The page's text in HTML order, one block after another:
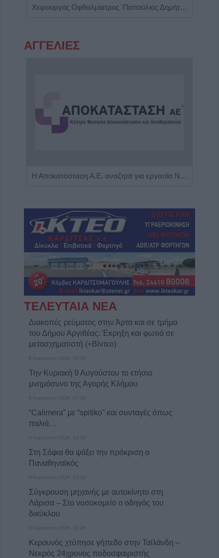
Χειρουργός Οφθαλμίατρος 'Παπούλιας Δημήτριος'
ΑΓΓΕΛΙΕΣ
Η Αποκατάσταση Α.Ε. αναζητά για εργασία Νοσηλευτές και Βοηθούς Νοσηλευτές
ΤΕΛΕΥΤΑΙΑ ΝΕΑ
Διακοπές ρεύματος στην Άρτα και σε τμήμα
του Δήμου Αργιθέας: Έκρηξη και φωτιά σε
μετασχηματιστή (+Βίντεο)
6 Αυγούστου 2026, 08:16
Την Κυριακή 9 Αυγούστου το ετήσιο
μνημόσυνο της Αγορής Κλήμου
6 Αυγούστου 2026, 07:42
“Calimera” με “spitiko” και συνταγές όπως
παλιά…
5 Αυγούστου 2026, 23:58
Στη Σόφια θα ψάξει την πρόκριση ο
Παναθηναϊκός
5 Αυγούστου 2026, 23:33
Σύγκρουση μηχανής με αυτοκίνητο στη
Λάρισα – Στο νοσοκομείο ο οδηγός του
δικύκλου
5 Αυγούστου 2026, 22:45
Κεραυνός χτύπησε γήπεδο στην Ταϊλάνδη –
Νεκρός 24χρονος ποδοσφαιριστής